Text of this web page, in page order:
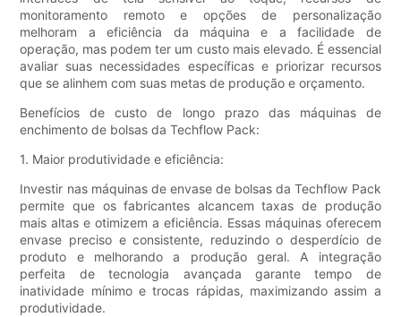
monitoramento remoto e opções de personalização
melhoram a eficiência da máquina e a facilidade de
operação, mas podem ter um custo mais elevado. É essencial
avaliar suas necessidades específicas e priorizar recursos
que se alinhem com suas metas de produção e orçamento.
Benefícios de custo de longo prazo das máquinas de
enchimento de bolsas da Techflow Pack:
1. Maior produtividade e eficiência:
Investir nas máquinas de envase de bolsas da Techflow Pack
permite que os fabricantes alcancem taxas de produção
mais altas e otimizem a eficiência. Essas máquinas oferecem
envase preciso e consistente, reduzindo o desperdício de
produto e melhorando a produção geral. A integração
perfeita de tecnologia avançada garante tempo de
inatividade mínimo e trocas rápidas, maximizando assim a
produtividade.